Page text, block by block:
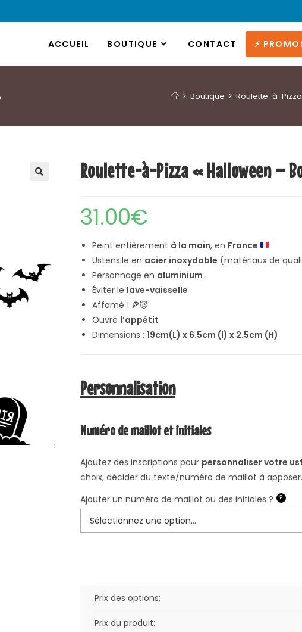
ACCUEIL BOUTIQUE CONTACT ⚡
> Boutique > Roulette-à-
Roulette-à-Pizza « Halloween –
31.00€
Peint entièrement à la main, en France
Ustensile en acier inoxydable (matériaux de
Personnage en aluminium
Éviter le lave-vaisselle
Affamé ! 🍕😈
Ouvre l’appétit
Dimensions : 19cm(L) x 6.5cm (l) x 2.5cm (H)
Personnalisation
Numéro de maillot et initiales
Ajoutez des inscriptions pour personnaliser votre
choix, décider du texte/numéro de maillot à apposer.
Ajouter un numéro de maillot ou des initiales ?
?
Prix des options:
Prix du produit: